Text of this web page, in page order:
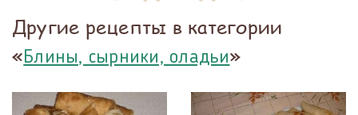
Другие рецепты в категории
«Блины, сырники, оладьи»